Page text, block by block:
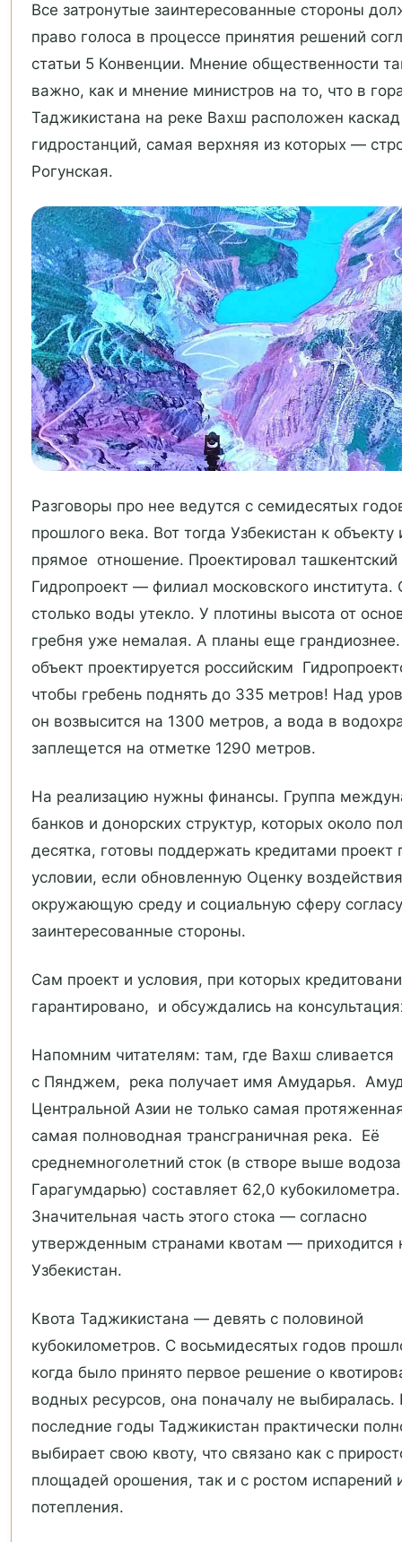
Все затронутые заинтересованные стороны
право голоса в процессе принятия решений
статьи 5 Конвенции. Мнение общественности
важно, как и мнение министров на то, что в
Таджикистана на реке Вахш расположен каскад
гидростанций, самая верхняя из которых —
Рогунская.
Разговоры про нее ведутся с семидесятых
прошлого века. Вот тогда Узбекистан к объекту
прямое отношение. Проектировал ташкентский
Гидропроект — филиал московского института.
столько воды утекло. У плотины высота от
гребня уже немалая. А планы еще
объект проектируется российским
чтобы гребень поднять до 335 метров! Над
он возвысится на 1300 метров, а вода в
заплещется на отметке 1290 метров.
На реализацию нужны финансы. Группа
банков и донорских структур, которых около
десятка, готовы поддержать кредитами проект
условии, если обновленную Оценку
окружающую среду и социальную сферу
заинтересованные стороны.
Сам проект и условия, при которых
гарантировано, и обсуждались на
Напомним читателям: там, где Вахш сливается
с Пянджем, река получает имя Амударья.
Центральной Азии не только самая
самая полноводная трансграничная река. Её
среднемноголетний сток (в створе выше
Гарагумдарью) составляет 62,0 кубокилометра.
Значительная часть этого стока — согласно
утвержденным странами квотам — приходится
Узбекистан.
Квота Таджикистана — девять с половиной
кубокилометров. С восьмидесятых годов
когда было принято первое решение о
водных ресурсов, она поначалу не выбиралась.
последние годы Таджикистан практически
выбирает свою квоту, что связано как с
площадей орошения, так и с ростом испарений
потепления.